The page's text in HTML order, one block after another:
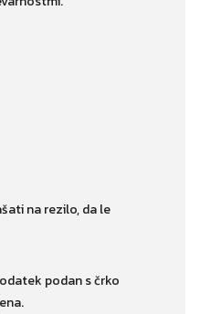
na rezilo, da le
podan s črko